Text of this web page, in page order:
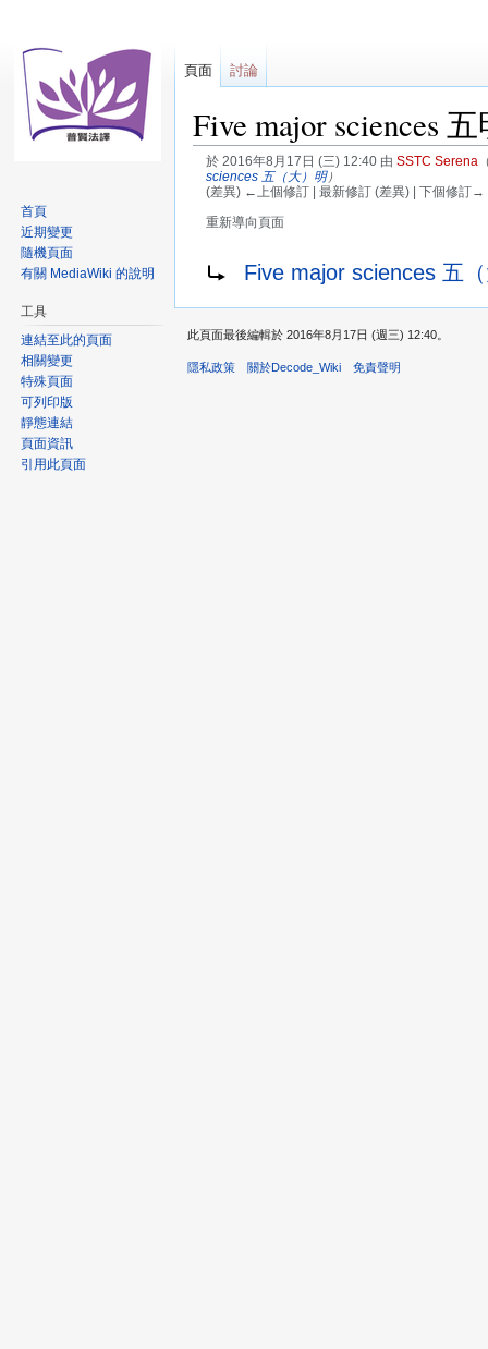
Five major sciences
於 2016年8月17日 (三) 12:40 由 SSTC Serena
sciences 五（大）明）
(差異) ←上個修訂 | 最新修訂 (差異) | 下個修訂→
重新導向頁面
導
覽
搜
尋
重新導向至：Five major sciences 五
頁面 討論
首頁
近期變更
隨機頁面
有關 MediaWiki 的說明
工具
連結至此的頁面
相關變更
特殊頁面
可列印版
靜態連結
頁面資訊
引用此頁面
此頁面最後編輯於 2016年8月17日 (週三) 12:40。
隱私政策 關於Decode_Wiki 免責聲明